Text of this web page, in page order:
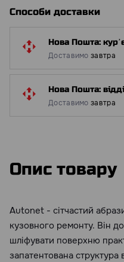
Способи доставки
Нова Пошта:
Доставимо завтра
Нова Пошта:
Доставимо завтра
Опис товару
Autonet - сітчастий
кузовного ремонту. Він
шліфувати поверхню
запатентована структура